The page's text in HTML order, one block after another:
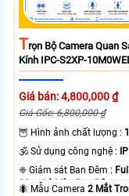
TRọn Bộ Camera Quan
Kính IPC-S2XP-
Giá bán: 4,800,000 ₫
Giá Gốc: 6,800,000 ₫
🦉 Hình ảnh chất lượng :
🕉️ Sử dụng công nghệ :
❈ Giám sát Ban Đêm :
20m Có Màu Ban Ðêm.
🐜 Mẫu Camera2 Mắt